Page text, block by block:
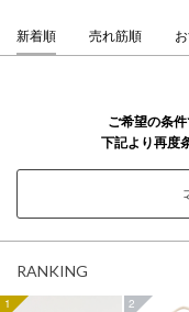
新着順 売れ筋順
ご希望の条
下記より再度
RANKING
1 2